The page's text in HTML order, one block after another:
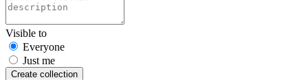
Visible to
Everyone
Just me
Create collection